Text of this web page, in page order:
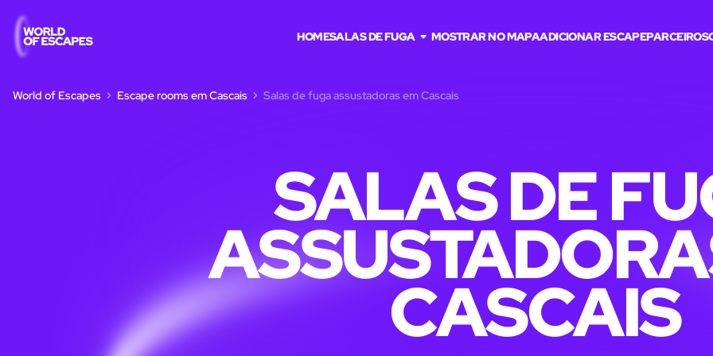
HOMESALAS DE FUGA MOSTRAR NO MAPAADICIONAR ESCAPEPARCEIROS
World of Escapes Escape rooms em Cascais Salas de fuga assustadoras em Cascais
SALAS DE
CASCAIS